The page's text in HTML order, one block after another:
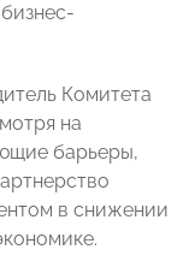
Комитета
на
барьеры,
в снижении